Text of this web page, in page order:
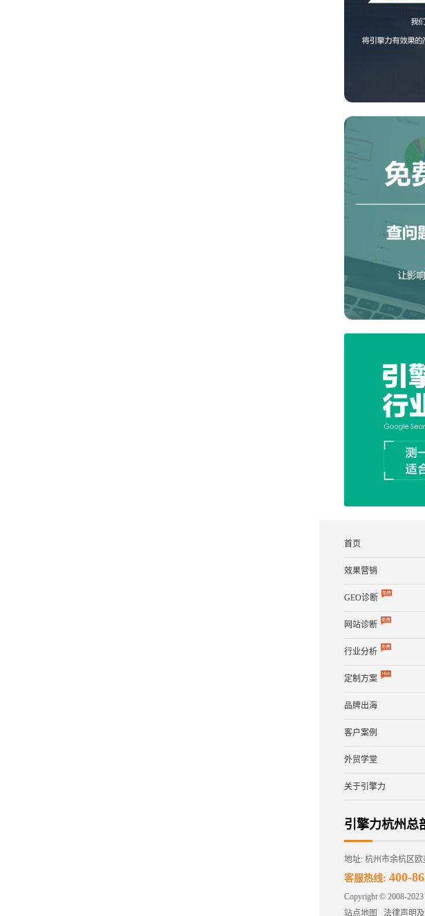
首页
效果营销
GEO诊断
网站诊断
行业分析
定制方案
品牌出海
客户案例
外贸学堂
关于引擎力
引擎力杭州总
地址: 杭州市余杭区
客服热线: 400-
Copyright © 2008-
站点地图
法律声明